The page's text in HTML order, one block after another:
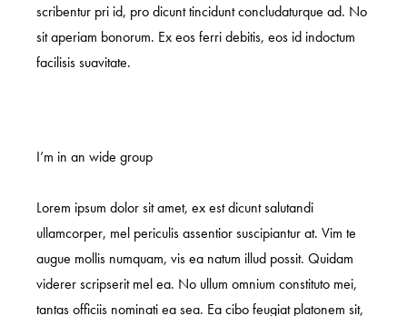
scribentur pri id, pro dicunt tincidunt concludaturque ad. No
sit aperiam bonorum. Ex eos ferri debitis, eos id indoctum
facilisis suavitate.
I’m in an wide group
Lorem ipsum dolor sit amet, ex est dicunt salutandi
ullamcorper, mel periculis assentior suscipiantur at. Vim te
augue mollis numquam, vis ea natum illud possit. Quidam
viderer scripserit mel ea. No ullum omnium constituto mei,
tantas officiis nominati ea sea. Ea cibo feugiat platonem sit,